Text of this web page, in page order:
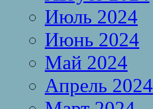
Июль 2024
Июнь 2024
Май 2024
Апрель 2024